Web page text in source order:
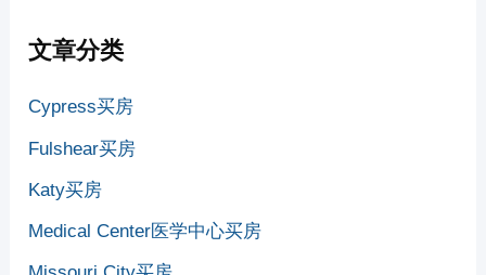
文章分类
Cypress买房
Fulshear买房
Katy买房
Medical Center医学中心买房